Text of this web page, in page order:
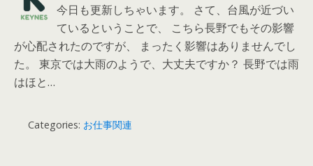
今日も更新しちゃいます。 さて、台風が近づい
ているということで、 こちら長野でもその影響
が心配されたのですが、 まったく影響はありませんでし
た。 東京では大雨のようで、大丈夫ですか？ 長野では雨
はほと…
Categories: お仕事関連